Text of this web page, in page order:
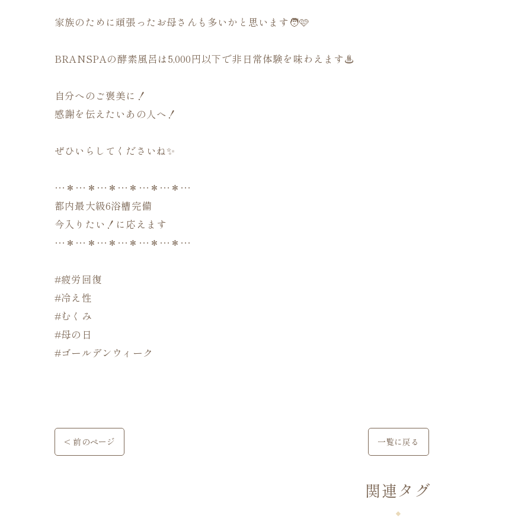
家族のために頑張ったお母さんも多いかと思います🧑🩷
BRANSPAの酵素風呂は5,000円以下で非日常体験を味わえます♨️
自分へのご褒美に！
感謝を伝えたいあの人へ！
ぜひいらしてくださいね✨
…＊…＊…＊…＊…＊…＊…
都内最大級6浴槽完備
今入りたい！に応えます
…＊…＊…＊…＊…＊…＊…
#疲労回復
#冷え性
#むくみ
#母の日
#ゴールデンウィーク
< 前のページ 一覧に戻る
関連タグ